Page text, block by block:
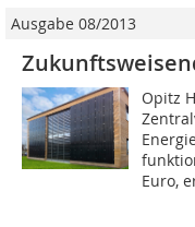
Ausgabe 08/2013
Opitz
Euro,